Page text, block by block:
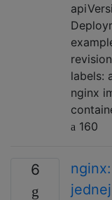
labels:
nginx
160
6